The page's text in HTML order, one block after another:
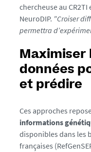
4
-
j
g
chercheuse au
NeuroDIP. "Croiser
permettra
Maximiser
données
et prédire
Ces approches
informations
disponibles dans les
françaises